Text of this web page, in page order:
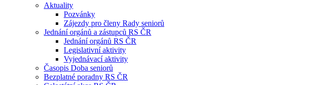
Aktuality
Pozvánky
Zájezdy pro členy Rady seniorů
Jednání orgánů a zástupců RS ČR
Jednání orgánů RS ČR
Legislativní aktivity
Vyjednávací aktivity
Časopis Doba seniorů
Bezplatné poradny RS ČR